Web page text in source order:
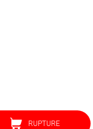
RUPTURE